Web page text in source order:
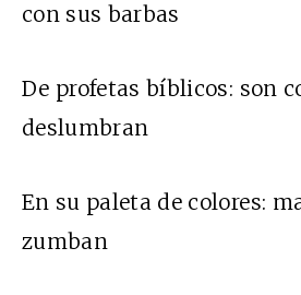
con sus barbas
De profetas bíblicos: son
deslumbran
En su paleta de colores:
zumban